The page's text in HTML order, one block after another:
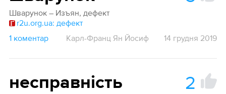
Шварунок – Изъян, дефект
r2u.org.ua: дефект
1 коментар
Карл-Франц Ян Йосиф 14 грудня 2019
несправність 2